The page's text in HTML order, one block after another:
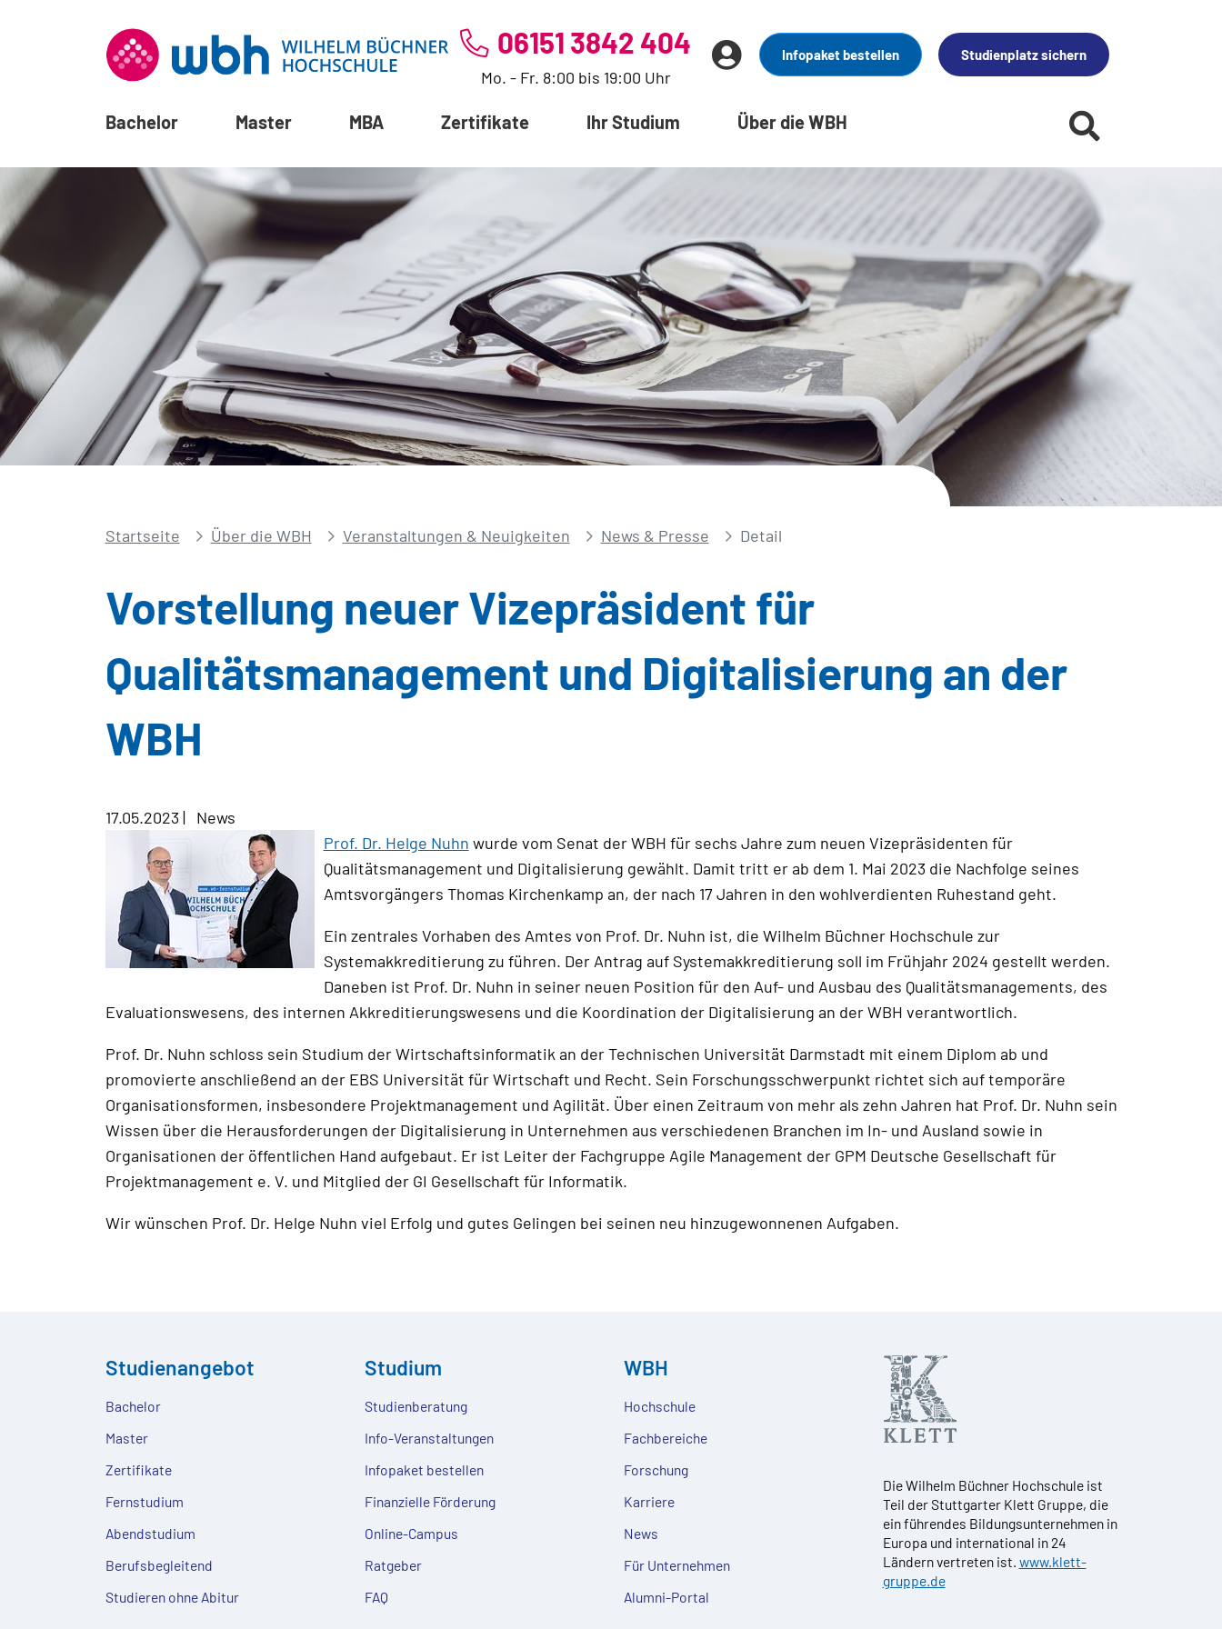
06151 3842 404
Mo. - Fr. 8:00 bis 19:00 Uhr
Infopaket bestellen Studienplatz sichern
Bachelor Master MBA Zertifikate Ihr Studium Über die WBH
Startseite Über die WBH Veranstaltungen & Neuigkeiten News & Presse Detail
Vorstellung neuer Vizepräsident für
Qualitätsmanagement und Digitalisierung an der
WBH
17.05.2023 | News
Prof. Dr. Helge Nuhn wurde vom Senat der WBH für sechs Jahre zum neuen Vizepräsidenten für
Qualitätsmanagement und Digitalisierung gewählt. Damit tritt er ab dem 1. Mai 2023 die Nachfolge seines
Amtsvorgängers Thomas Kirchenkamp an, der nach 17 Jahren in den wohlverdienten Ruhestand geht.
Ein zentrales Vorhaben des Amtes von Prof. Dr. Nuhn ist, die Wilhelm Büchner Hochschule zur
Systemakkreditierung zu führen. Der Antrag auf Systemakkreditierung soll im Frühjahr 2024 gestellt werden.
Daneben ist Prof. Dr. Nuhn in seiner neuen Position für den Auf- und Ausbau des Qualitätsmanagements, des
Evaluationswesens, des internen Akkreditierungswesens und die Koordination der Digitalisierung an der WBH verantwortlich.
Prof. Dr. Nuhn schloss sein Studium der Wirtschaftsinformatik an der Technischen Universität Darmstadt mit einem Diplom ab und
promovierte anschließend an der EBS Universität für Wirtschaft und Recht. Sein Forschungsschwerpunkt richtet sich auf temporäre
Organisationsformen, insbesondere Projektmanagement und Agilität. Über einen Zeitraum von mehr als zehn Jahren hat Prof. Dr. Nuhn sein
Wissen über die Herausforderungen der Digitalisierung in Unternehmen aus verschiedenen Branchen im In- und Ausland sowie in
Organisationen der öffentlichen Hand aufgebaut. Er ist Leiter der Fachgruppe Agile Management der GPM Deutsche Gesellschaft für
Projektmanagement e. V. und Mitglied der GI Gesellschaft für Informatik.
Wir wünschen Prof. Dr. Helge Nuhn viel Erfolg und gutes Gelingen bei seinen neu hinzugewonnenen Aufgaben.
Studienangebot
Bachelor
Master
Zertifikate
Fernstudium
Abendstudium
Berufsbegleitend
Studieren ohne Abitur
Studium
Studienberatung
Info-Veranstaltungen
Infopaket bestellen
Finanzielle Förderung
Online-Campus
Ratgeber
FAQ
WBH
Hochschule
Fachbereiche
Forschung
Karriere
News
Für Unternehmen
Alumni-Portal
Die Wilhelm Büchner Hochschule ist
Teil der Stuttgarter Klett Gruppe, die
ein führendes Bildungsunternehmen in
Europa und international in 24
Ländern vertreten ist. www.klett-
gruppe.de